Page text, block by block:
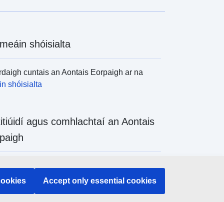
shóisialta
cuntais an Aontais Eorpaigh ar na
shóisialta
agus comhlachtaí an Aontais
chuid an Aontais Eorpaigh
Accept only essential cookies